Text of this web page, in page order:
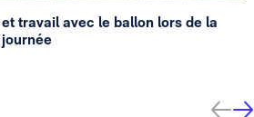
travail avec le ballon lors de la